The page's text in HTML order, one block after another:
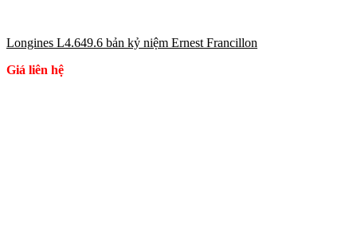
Longines L4.649.6 bản kỷ niệm Ernest Francillon
Giá liên hệ